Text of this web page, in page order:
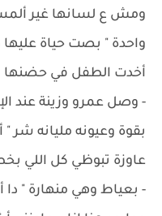
ومش ع لسانها غير
واحدة " بصت حياة
أخدت الطفل في حضنها
- وصل عمرو وزينة عند
بقوة وعيونه مليانه شر "
عاوزة تبوظي كل اللي
- بعياط وهي منهارة " دا